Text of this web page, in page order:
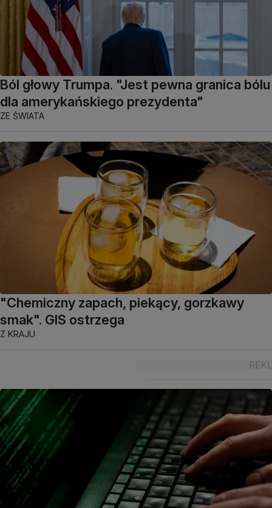
Ból głowy Trumpa. "Jest pewna granica bólu
dla amerykańskiego prezydenta"
ZE ŚWIATA
"Chemiczny zapach, piekący, gorzkawy
smak". GIS ostrzega
Z KRAJU